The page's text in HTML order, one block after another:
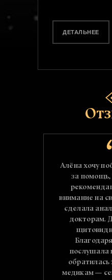
ДЕТАЛЬНЕЕ
Алёна хочу
за помощь,
внимание на
сделала
докторам.
послушала
медикам —